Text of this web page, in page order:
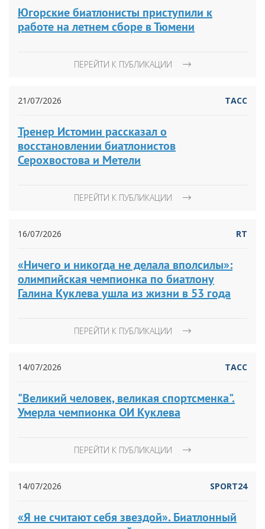
Югорские биатлонисты приступили к
работе на летнем сборе в Тюмени
ПЕРЕЙТИ К ПУБЛИКАЦИИ
21/07/2026 ТАСС
Тренер Истомин рассказал о
восстановлении биатлонистов
Серохвостова и Метели
ПЕРЕЙТИ К ПУБЛИКАЦИИ
16/07/2026 RT
«Ничего и никогда не делала вполсилы»:
олимпийская чемпионка по биатлону
Галина Куклева ушла из жизни в 53 года
ПЕРЕЙТИ К ПУБЛИКАЦИИ
14/07/2026 ТАСС
"Великий человек, великая спортсменка".
Умерла чемпионка ОИ Куклева
ПЕРЕЙТИ К ПУБЛИКАЦИИ
14/07/2026 SPORT24
«Я не считают себя звездой». Биатлонный